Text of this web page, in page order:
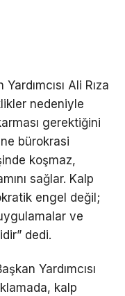
Ali Rıza
nedeniyle
gerektiğini
bürokrasi
koşmaz,
sağlar. Kalp
engel değil;
ve
dedi.
Yardımcısı
kalp